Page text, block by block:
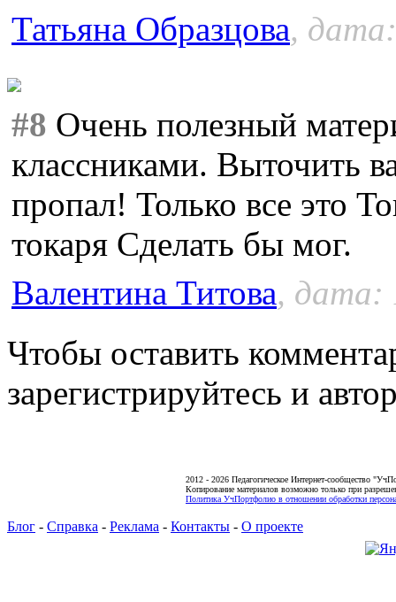
Татьяна Образцова,
#8 Очень полезный
классниками. Выточить
пропал! Только все это
токаря Сделать бы мог.
Валентина Титова, дата:
Чтобы оставить
зарегистрируйтесь и
2012 - 2026 Педагогическое Интернет-сообщество
Копирование материалов возможно только при
Политика УчПортфолио в отношении обработки
Блог - Справка - Реклама - Контакты - О проекте